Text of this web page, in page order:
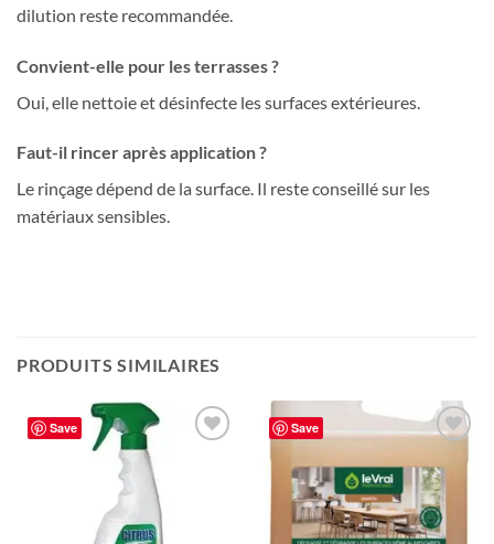
dilution reste recommandée.
Convient-elle pour les terrasses ?
Oui, elle nettoie et désinfecte les surfaces extérieures.
Faut-il rincer après application ?
Le rinçage dépend de la surface. Il reste conseillé sur les
matériaux sensibles.
PRODUITS SIMILAIRES
Save Save
à la liste
de
souhaits